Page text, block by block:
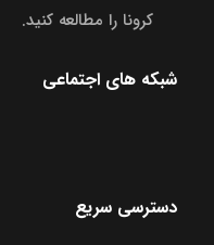
کرونا را مطالعه کنید.
شبکه های اجتماعی
دسترسی سریع